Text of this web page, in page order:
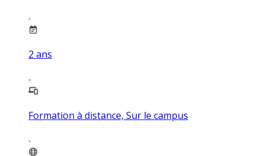
2 ans
Formation à distance, Sur le campus